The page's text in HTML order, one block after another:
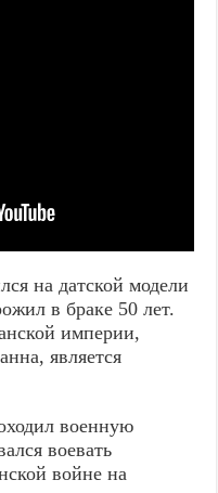
на датской модели
в браке 50 лет.
империи,
является
военную
воевать
войне на